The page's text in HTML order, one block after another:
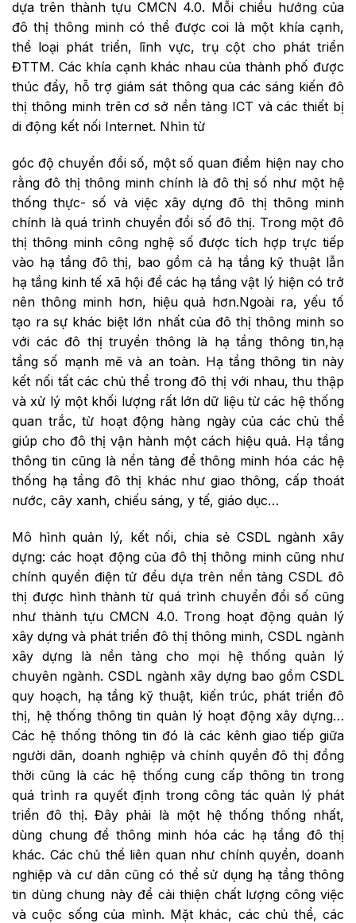
dựa trên thành tựu CMCN 4.0. Mỗi chiều hướng của
đô thị thông minh có thể được coi là một khía cạnh,
thể loại phát triển, lĩnh vực, trụ cột cho phát triển
ĐTTM. Các khía cạnh khác nhau của thành phố được
thúc đẩy, hỗ trợ giám sát thông qua các sáng kiến đô
thị thông minh trên cơ sở nền tảng ICT và các thiết bị
di động kết nối Internet. Nhìn từ
góc độ chuyển đổi số, một số quan điểm hiện nay cho
rằng đô thị thông minh chính là đô thị số như một hệ
thống thực- số và việc xây dựng đô thị thông minh
chính là quá trình chuyển đổi số đô thị. Trong một đô
thị thông minh công nghệ số được tích hợp trực tiếp
vào hạ tầng đô thị, bao gồm cả hạ tầng kỹ thuật lẫn
hạ tầng kinh tế xã hội để các hạ tầng vật lý hiện có trở
nên thông minh hơn, hiệu quả hơn.Ngoài ra, yếu tố
tạo ra sự khác biệt lớn nhất của đô thị thông minh so
với các đô thị truyền thông là hạ tầng thông tin,hạ
tầng số mạnh mẽ và an toàn. Hạ tầng thông tin này
kết nối tất các chủ thể trong đô thị với nhau, thu thập
và xử lý một khối lượng rất lớn dữ liệu từ các hệ thống
quan trắc, từ hoạt động hàng ngày của các chủ thể
giúp cho đô thị vận hành một cách hiệu quả. Hạ tầng
thông tin cũng là nền tảng để thông minh hóa các hệ
thống hạ tầng đô thị khác như giao thông, cấp thoát
nước, cây xanh, chiếu sáng, y tế, giáo dục…
Mô hình quản lý, kết nối, chia sẻ CSDL ngành xây
dựng: các hoạt động của đô thị thông minh cũng như
chính quyền điện tử đều dựa trên nền tảng CSDL đô
thị được hình thành từ quá trình chuyển đổi số cũng
như thành tựu CMCN 4.0. Trong hoạt động quản lý
xây dựng và phát triển đô thị thông minh, CSDL ngành
xây dựng là nền tảng cho mọi hệ thống quản lý
chuyên ngành. CSDL ngành xây dựng bao gồm CSDL
quy hoạch, hạ tầng kỹ thuật, kiến trúc, phát triển đô
thị, hệ thống thông tin quản lý hoạt động xây dựng…
Các hệ thống thông tin đó là các kênh giao tiếp giữa
người dân, doanh nghiệp và chính quyền đô thị đồng
thời cũng là các hệ thống cung cấp thông tin trong
quá trình ra quyết định trong công tác quản lý phát
triển đô thị. Đây phải là một hệ thống thống nhất,
dùng chung để thông minh hóa các hạ tầng đô thị
khác. Các chủ thể liên quan như chính quyền, doanh
nghiệp và cư dân cũng có thể sử dụng hạ tầng thông
tin dùng chung này để cải thiện chất lượng công việc
và cuộc sống của mình. Mặt khác, các chủ thể, các